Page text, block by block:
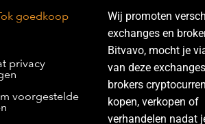
goedkoop
privacy
voorgestelde
Wij promoten
exchanges en
Bitvavo, mocht je
van deze
brokers
kopen, verkopen of
verhandelen nadat